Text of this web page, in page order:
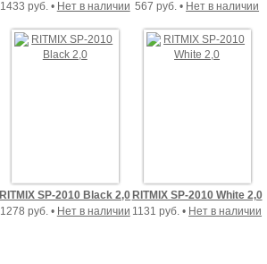
1433 руб. • Нет в наличии 567 руб. • Нет в наличии
RITMIX SP-2010 Black 2,0
1278 руб. • Нет в наличии
RITMIX SP-2010 White 2,0
1131 руб. • Нет в наличии